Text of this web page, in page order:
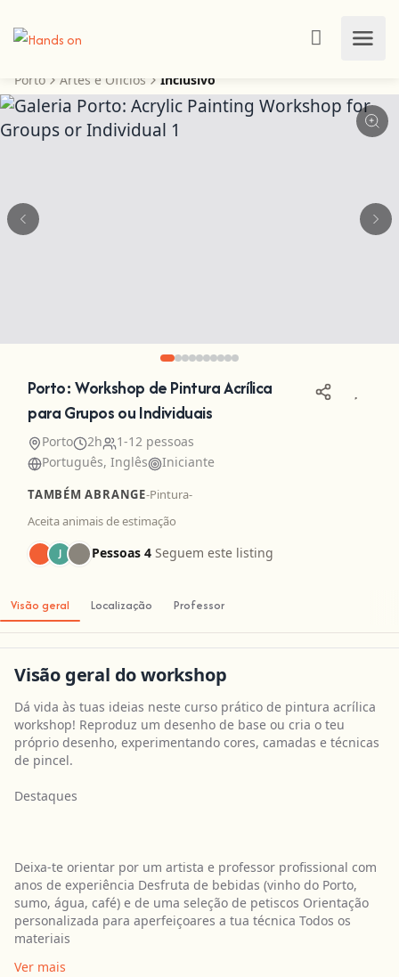
Porto Artes e Ofícios Inclusivo
Porto: Workshop de Pintura Acrílica
para Grupos ou Individuais
Porto 2h
1-12 pessoas
Português, Inglês
Iniciante
TAMBÉM ABRANGE-Pintura-
Aceita animais de estimação
J Pessoas 4 Seguem este listing
Visão geral Localização Professor
Visão geral do workshop
Dá vida às tuas ideias neste curso prático de pintura acrílica
workshop! Reproduz um desenho de base ou cria o teu
próprio desenho, experimentando cores, camadas e técnicas
de pincel.
Destaques
Deixa-te orientar por um artista e professor profissional com
anos de experiência Desfruta de bebidas (vinho do Porto,
sumo, água, café) e de uma seleção de petiscos Orientação
personalizada para aperfeiçoares a tua técnica Todos os
materiais
Ver mais